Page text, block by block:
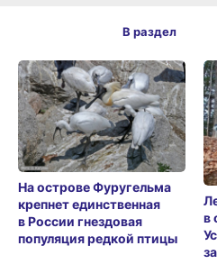
На острове Фуругельма
крепнет единственная
в России гнездовая
популяция редкой птицы
в
В раздел